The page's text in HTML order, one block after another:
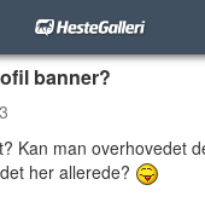
banner?
Kan man overhovedet
her allerede?